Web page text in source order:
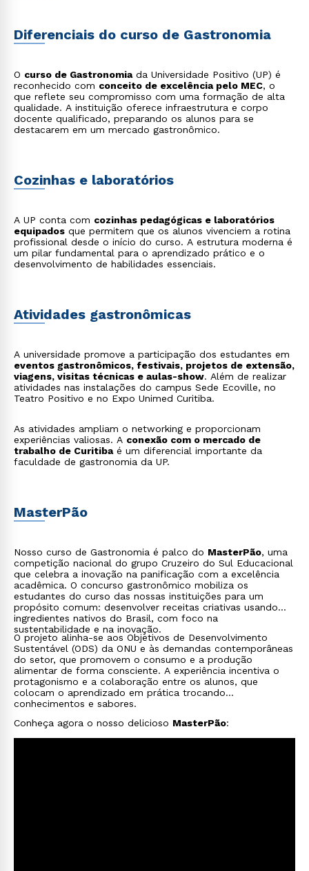
Design de experiências gastronômicas:Cria eventos
Diferenciais do curso de Gastronomia
O curso de Gastronomiada Universidade Positivo (UP) é
reconhecido com conceito de excelência pelo MEC, o
que reflete seu compromisso com uma formação de alta
qualidade. A instituição oferece infraestrutura e corpo
docente qualificado, preparando os alunos para se
destacarem em um mercado gastronômico.
Cozinhas e laboratórios
A UP conta com cozinhas pedagógicas e laboratórios
equipados que permitem que os alunos vivenciem a rotina
profissional desde o início do curso. A estrutura moderna é
um pilar fundamental para o aprendizado prático e o
desenvolvimento de habilidades essenciais.
Atividades gastronômicas
A universidade promove a participação dos estudantes em
eventos gastronômicos, festivais, projetos de extensão,
viagens, visitas técnicas e aulas-show. Além de realizar
atividades nas instalações do campus Sede Ecoville, no
Teatro Positivo e no Expo Unimed Curitiba.
As atividades ampliam o networking e proporcionam
experiências valiosas. A conexão com o mercado de
trabalho de Curitibaé um diferencial importante da
faculdade de gastronomia da UP.
MasterPão
Nosso curso de Gastronomia é palco do MasterPão, uma
competição nacional do grupo Cruzeiro do Sul Educacional
que celebra a inovação na panificação com a excelência
acadêmica. O concurso gastronômico mobiliza os
estudantes do curso das nossas instituições para um
propósito comum: desenvolver receitas criativas usando
ingredientes nativos do Brasil, com foco na
sustentabilidade e na inovação.
O projeto alinha-se aos Objetivos de Desenvolvimento
Sustentável (ODS) da ONU e às demandas contemporâneas
do setor, que promovem o consumo e a produção
alimentar de forma consciente. A experiência incentiva o
protagonismo e a colaboração entre os alunos, que
colocam o aprendizado em prática trocando
conhecimentos e sabores.
Conheça agora o nosso delicioso MasterPão: